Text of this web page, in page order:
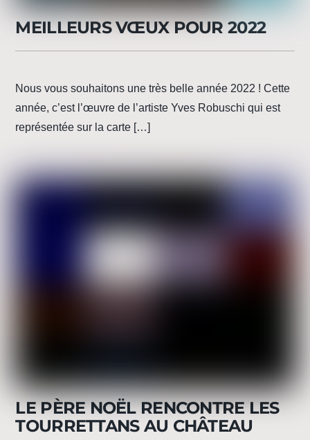
MEILLEURS VŒUX POUR 2022
Nous vous souhaitons une très belle année 2022 ! Cette
année, c’est l’œuvre de l’artiste Yves Robuschi qui est
représentée sur la carte […]
LE PÈRE NOËL RENCONTRE LES
TOURRETTANS AU CHÂTEAU